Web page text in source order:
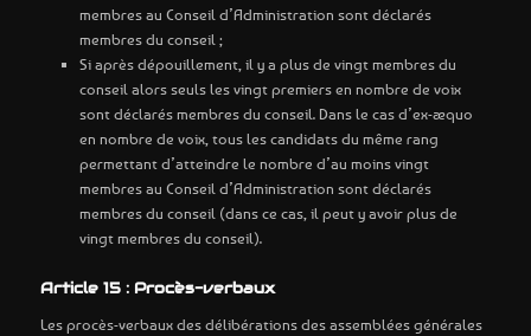
membres au Conseil d’Administration sont déclarés
membres du conseil ;
Si après dépouillement, il y a plus de vingt membres du
conseil alors seuls les vingt premiers en nombre de voix
sont déclarés membres du conseil. Dans le cas d’ex-æquo
en nombre de voix, tous les candidats du même rang
permettant d’atteindre le nombre d’au moins vingt
membres au Conseil d’Administration sont déclarés
membres du conseil (dans ce cas, il peut y avoir plus de
vingt membres du conseil).
Article 15 : Procès-verbaux
Les procès-verbaux des délibérations des assemblées générales